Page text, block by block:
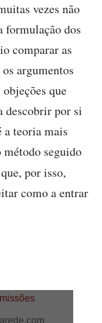
vezes não
formulação dos
comparar as
argumentos
que
descobrir por si
a teoria mais
método seguido
que, por isso,
como a entrar